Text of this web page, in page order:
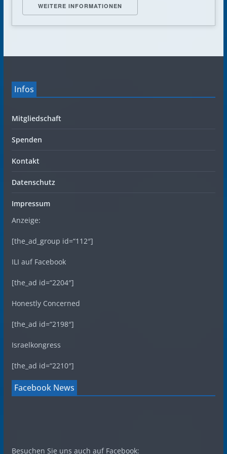
WEITERE INFORMATIONEN
Infos
Mitgliedschaft
Spenden
Kontakt
Datenschutz
Impressum
Anzeige:
[the_ad_group id=“112″]
ILI auf Facebook
[the_ad id=“2204″]
Honestly Concerned
[the_ad id=“2198″]
Israelkongress
[the_ad id=“2210″]
Facebook News
Besuchen Sie uns auch auf Facebook: